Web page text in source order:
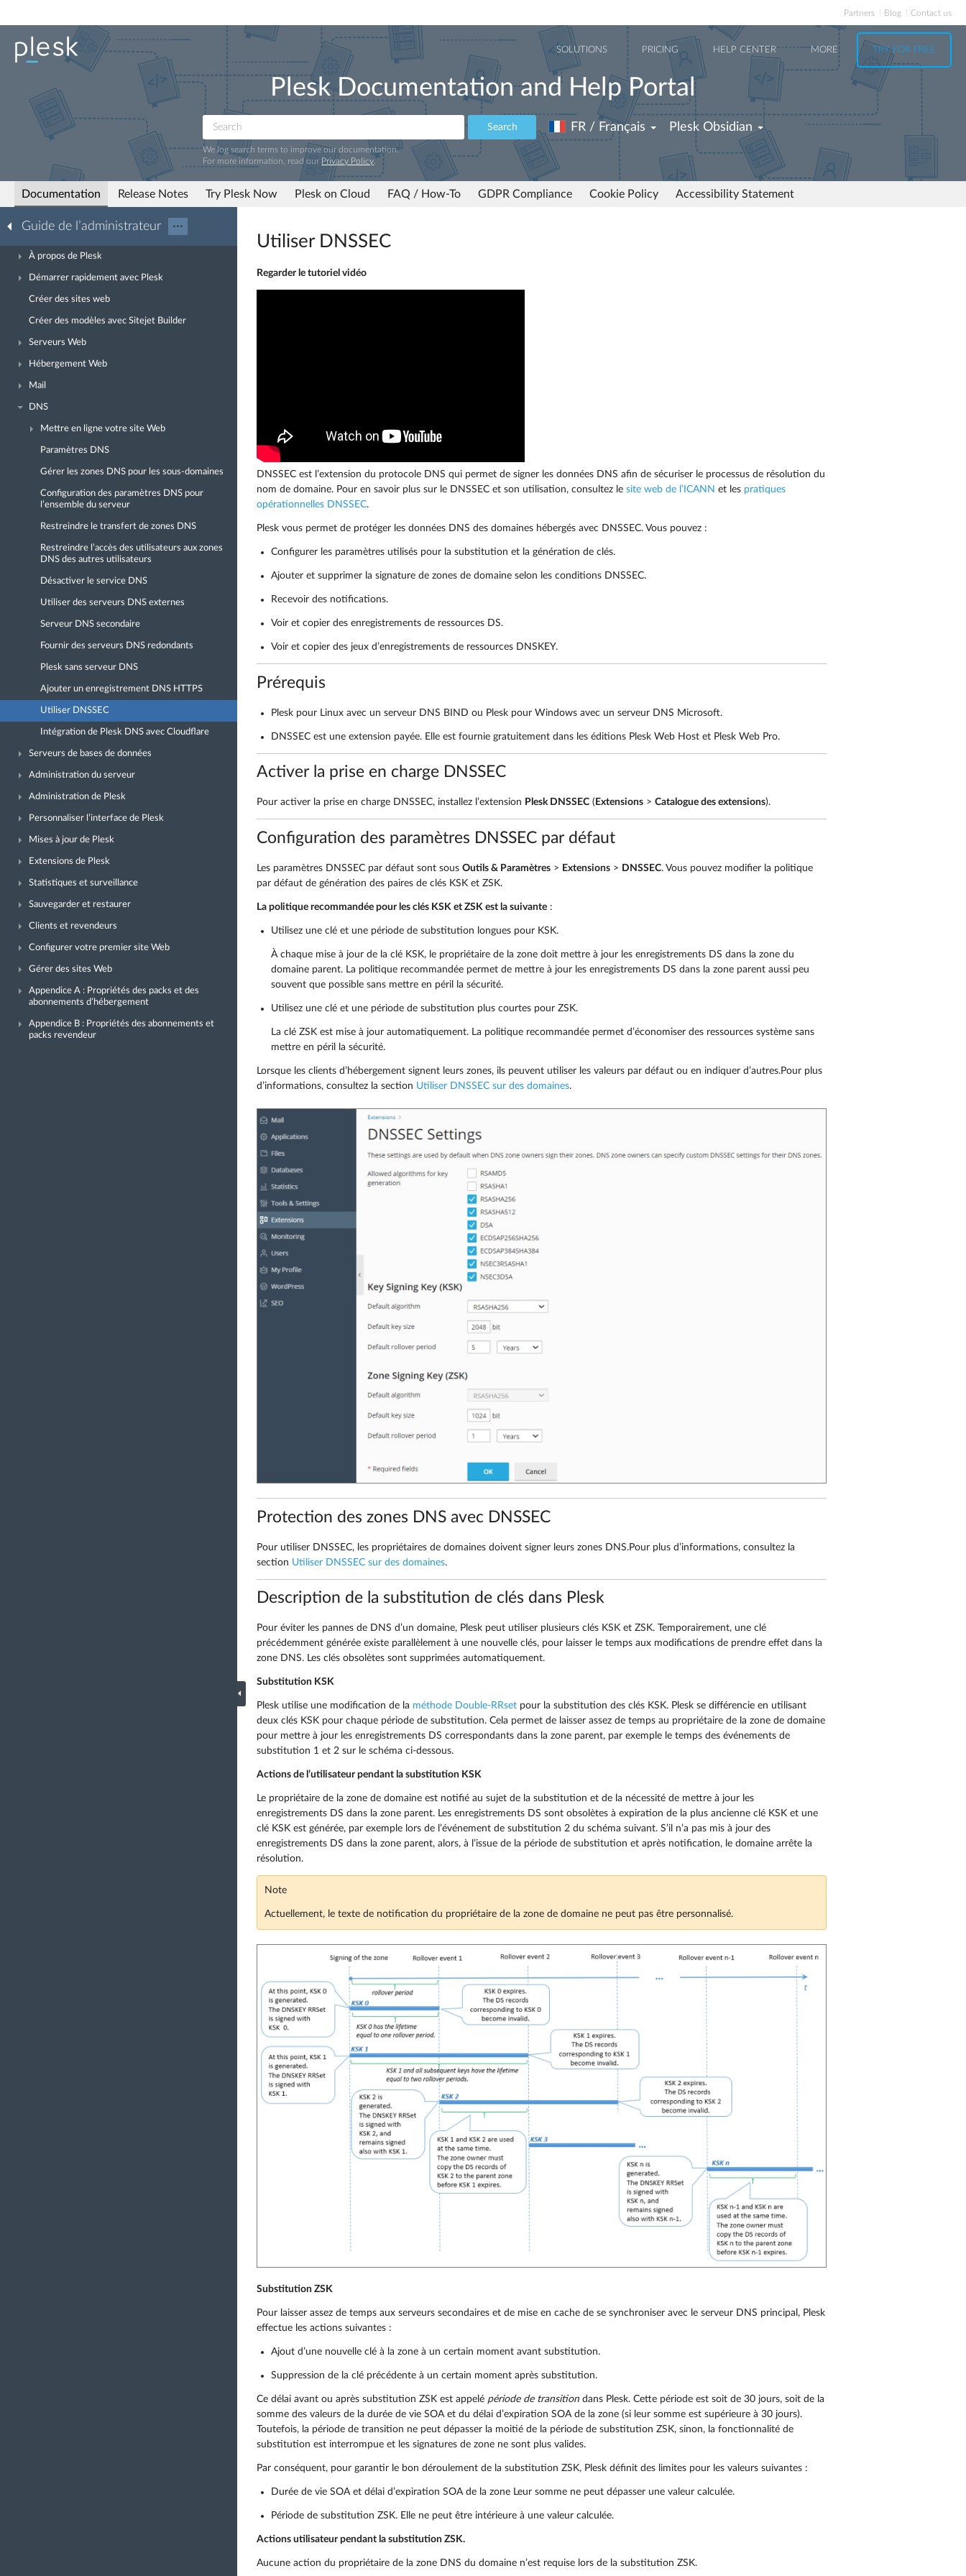
Partners Blog Contact us
SOLUTIONS PRICING HELP CENTER MORE TRY FOR FREE
Plesk Documentation and Help Portal
Search
We log search terms to improve our documentation.
For more information, read our Privacy Policy.
FR / Français Plesk Obsidian
Documentation Release Notes Try Plesk Now Plesk on Cloud FAQ / How-To GDPR Compliance Cookie Policy Accessibility Statement
Guide de l’administrateur ···
À propos de Plesk
Démarrer rapidement avec Plesk
Créer des sites web
Créer des modèles avec Sitejet Builder
Serveurs Web
Hébergement Web
Mail
DNS
Mettre en ligne votre site Web
Paramètres DNS
Gérer les zones DNS pour les sous-domaines
Configuration des paramètres DNS pour
l’ensemble du serveur
Restreindre le transfert de zones DNS
Restreindre l’accès des utilisateurs aux zones
DNS des autres utilisateurs
Désactiver le service DNS
Utiliser des serveurs DNS externes
Serveur DNS secondaire
Fournir des serveurs DNS redondants
Plesk sans serveur DNS
Ajouter un enregistrement DNS HTTPS
Utiliser DNSSEC
Intégration de Plesk DNS avec Cloudflare
Serveurs de bases de données
Administration du serveur
Administration de Plesk
Personnaliser l’interface de Plesk
Mises à jour de Plesk
Extensions de Plesk
Statistiques et surveillance
Sauvegarder et restaurer
Clients et revendeurs
Configurer votre premier site Web
Gérer des sites Web
Appendice A : Propriétés des packs et des
abonnements d’hébergement
Appendice B : Propriétés des abonnements et
packs revendeur
Utiliser DNSSEC
Regarder le tutoriel vidéo
DNSSEC est l’extension du protocole DNS qui permet de signer les données DNS afin de sécuriser le processus de résolution du
nom de domaine. Pour en savoir plus sur le DNSSEC et son utilisation, consultez le site web de l’ICANN et les pratiques
opérationnelles DNSSEC.
Plesk vous permet de protéger les données DNS des domaines hébergés avec DNSSEC. Vous pouvez :
Configurer les paramètres utilisés pour la substitution et la génération de clés.
Ajouter et supprimer la signature de zones de domaine selon les conditions DNSSEC.
Recevoir des notifications.
Voir et copier des enregistrements de ressources DS.
Voir et copier des jeux d’enregistrements de ressources DNSKEY.
Prérequis
Plesk pour Linux avec un serveur DNS BIND ou Plesk pour Windows avec un serveur DNS Microsoft.
DNSSEC est une extension payée. Elle est fournie gratuitement dans les éditions Plesk Web Host et Plesk Web Pro.
Activer la prise en charge DNSSEC
Pour activer la prise en charge DNSSEC, installez l’extension Plesk DNSSEC ( Extensions > Catalogue des extensions).
Configuration des paramètres DNSSEC par défaut
Les paramètres DNSSEC par défaut sont sous Outils & Paramètres > Extensions > DNSSEC. Vous pouvez modifier la politique
par défaut de génération des paires de clés KSK et ZSK.
La politique recommandée pour les clés KSK et ZSK est la suivante :
Utilisez une clé et une période de substitution longues pour KSK.
À chaque mise à jour de la clé KSK, le propriétaire de la zone doit mettre à jour les enregistrements DS dans la zone du
domaine parent. La politique recommandée permet de mettre à jour les enregistrements DS dans la zone parent aussi peu
souvent que possible sans mettre en péril la sécurité.
Utilisez une clé et une période de substitution plus courtes pour ZSK.
La clé ZSK est mise à jour automatiquement. La politique recommandée permet d’économiser des ressources système sans
mettre en péril la sécurité.
Lorsque les clients d’hébergement signent leurs zones, ils peuvent utiliser les valeurs par défaut ou en indiquer d’autres.Pour plus
d’informations, consultez la section Utiliser DNSSEC sur des domaines.
Protection des zones DNS avec DNSSEC
Pour utiliser DNSSEC, les propriétaires de domaines doivent signer leurs zones DNS.Pour plus d’informations, consultez la
section Utiliser DNSSEC sur des domaines.
Description de la substitution de clés dans Plesk
Pour éviter les pannes de DNS d’un domaine, Plesk peut utiliser plusieurs clés KSK et ZSK. Temporairement, une clé
précédemment générée existe parallèlement à une nouvelle clés, pour laisser le temps aux modifications de prendre effet dans la
zone DNS. Les clés obsolètes sont supprimées automatiquement.
Substitution KSK
Plesk utilise une modification de la méthode Double-RRset pour la substitution des clés KSK. Plesk se différencie en utilisant
deux clés KSK pour chaque période de substitution. Cela permet de laisser assez de temps au propriétaire de la zone de domaine
pour mettre à jour les enregistrements DS correspondants dans la zone parent, par exemple le temps des événements de
substitution 1 et 2 sur le schéma ci-dessous.
Actions de l’utilisateur pendant la substitution KSK
Le propriétaire de la zone de domaine est notifié au sujet de la substitution et de la nécessité de mettre à jour les
enregistrements DS dans la zone parent. Les enregistrements DS sont obsolètes à expiration de la plus ancienne clé KSK et une
clé KSK est générée, par exemple lors de l’événement de substitution 2 du schéma suivant. S’il n’a pas mis à jour des
enregistrements DS dans la zone parent, alors, à l’issue de la période de substitution et après notification, le domaine arrête la
résolution.
Note
Actuellement, le texte de notification du propriétaire de la zone de domaine ne peut pas être personnalisé.
Substitution ZSK
Pour laisser assez de temps aux serveurs secondaires et de mise en cache de se synchroniser avec le serveur DNS principal, Plesk
effectue les actions suivantes :
Ajout d’une nouvelle clé à la zone à un certain moment avant substitution.
Suppression de la clé précédente à un certain moment après substitution.
Ce délai avant ou après substitution ZSK est appelé période de transition dans Plesk. Cette période est soit de 30 jours, soit de la
somme des valeurs de la durée de vie SOA et du délai d’expiration SOA de la zone (si leur somme est supérieure à 30 jours).
Toutefois, la période de transition ne peut dépasser la moitié de la période de substitution ZSK, sinon, la fonctionnalité de
substitution est interrompue et les signatures de zone ne sont plus valides.
Par conséquent, pour garantir le bon déroulement de la substitution ZSK, Plesk définit des limites pour les valeurs suivantes :
Durée de vie SOA et délai d’expiration SOA de la zone Leur somme ne peut dépasser une valeur calculée.
Période de substitution ZSK. Elle ne peut être intérieure à une valeur calculée.
Actions utilisateur pendant la substitution ZSK.
Aucune action du propriétaire de la zone DNS du domaine n’est requise lors de la substitution ZSK.